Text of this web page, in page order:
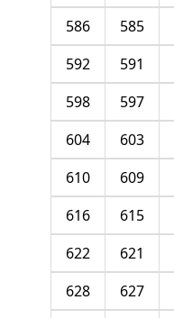
585
586
591
592
597
598
603
604
609
610
615
616
621
622
627
628